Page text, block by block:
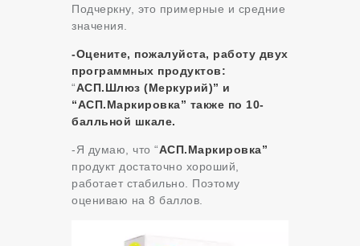
Подчеркну, это примерные и средние
значения.
-Оцените, пожалуйста, работу двух
программных продуктов:
“АСП.Шлюз (Меркурий)” и
“АСП.Маркировка” также по 10-
балльной шкале.
-Я думаю, что “АСП.Маркировка”
продукт достаточно хороший,
работает стабильно. Поэтому
оцениваю на 8 баллов.